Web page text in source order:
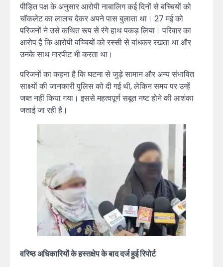
पीड़ित पक्ष के अनुसार आरोपी नाबालिग कई दिनों से बच्चियों को
चॉकलेट का लालच देकर अपने पास बुलाता था। 27 मई को
परिजनों ने उसे कथित रूप से रंगे हाथ पकड़ लिया। परिवार का
आरोप है कि आरोपी बच्चियों को रस्सी से बांधकर रखता था और
उनके साथ मारपीट भी करता था।
परिजनों का कहना है कि घटना से जुड़े सामान और अन्य संभावित
साक्ष्यों की जानकारी पुलिस को दी गई थी, लेकिन समय पर उन्हें
जब्त नहीं किया गया। इससे महत्वपूर्ण सबूत नष्ट होने की आशंका
जताई जा रही है।
वरिष्ठ अधिकारियों के हस्तक्षेप के बाद दर्ज हुई रिपोर्ट